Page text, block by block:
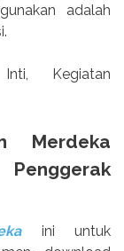
adalah
Kegiatan
Merdeka
ini untuk